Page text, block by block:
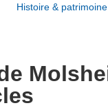
Histoire & patrimoine